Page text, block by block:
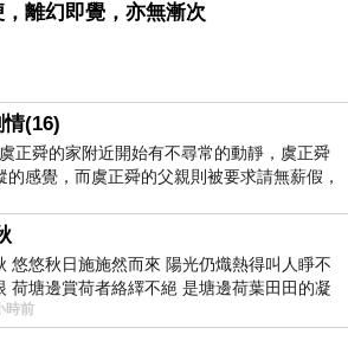
離幻即覺，亦無漸次
(16)
正舜的家附近開始有不尋常的動靜，虞正舜
感覺，而虞正舜的父親則被要求請無薪假，
悠悠秋日施施然而來 陽光仍熾熱得叫人睜不
荷塘邊賞荷者絡繹不絕 是塘邊荷葉田田的凝
中飄逸的是映日荷花別樣紅
時前